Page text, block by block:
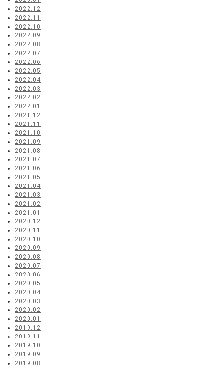
2022.12
2022.11
2022.10
2022.09
2022.08
2022.07
2022.06
2022.05
2022.04
2022.03
2022.02
2022.01
2021.12
2021.11
2021.10
2021.09
2021.08
2021.07
2021.06
2021.05
2021.04
2021.03
2021.02
2021.01
2020.12
2020.11
2020.10
2020.09
2020.08
2020.07
2020.06
2020.05
2020.04
2020.03
2020.02
2020.01
2019.12
2019.11
2019.10
2019.09
2019.08